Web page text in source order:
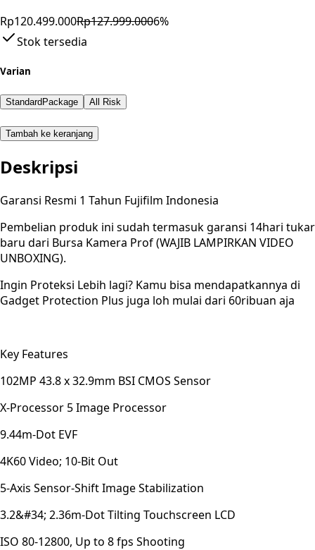
Rp120.499.000Rp127.999.0006%
Stok tersedia
Varian
StandardPackage All Risk
Tambah ke keranjang
Deskripsi
Garansi Resmi 1 Tahun Fujifilm Indonesia
Pembelian produk ini sudah termasuk garansi 14hari tukar
baru dari Bursa Kamera Prof (WAJIB LAMPIRKAN VIDEO
UNBOXING).
Ingin Proteksi Lebih lagi? Kamu bisa mendapatkannya di
Gadget Protection Plus juga loh mulai dari 60ribuan aja
Key Features
102MP 43.8 x 32.9mm BSI CMOS Sensor
X-Processor 5 Image Processor
9.44m-Dot EVF
4K60 Video; 10-Bit Out
5-Axis Sensor-Shift Image Stabilization
3.2&#34; 2.36m-Dot Tilting Touchscreen LCD
ISO 80-12800, Up to 8 fps Shooting